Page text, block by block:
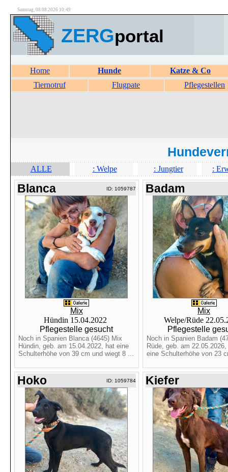
Samstag, 08.08.2026 10:49
ZERGportal
Home Hunde
Katze & Co
Tiernotruf
Flugpate Pflegestellen
ALLE : Welpe : Jungtier :
Blanca ID: 1059787
Mix
Hündin 15.04.2022
Pflegestelle gesucht
Noch in Spanien Blanca (4645) Mix
Hündin, geb. am 15.04.2022, hat eine
Schulterhöhe von 39 cm und wiegt 8 ...
Badam
Mix
Welpe/Rüde
Pflegestelle
Noch in Spanien Badam
Rüde, geb. am
eine Schulterhöhe von 23
Hoko ID: 1059784 Kiefer